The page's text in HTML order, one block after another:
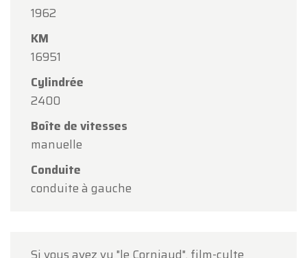
1962
KM
16951
Cylindrée
2400
Boîte de vitesses
manuelle
Conduite
conduite à gauche
Oldtimerfarm sera
l'occasion de l'Assomption.
Notre showroom sera
lundi 10 août au vendredi 14 août
horaires habituels.
Le lundi 17 août, nous serons
uniquement sur rendez-vous
Merci de votre compréhension et au plaisir de
vous accueillir prochainement !